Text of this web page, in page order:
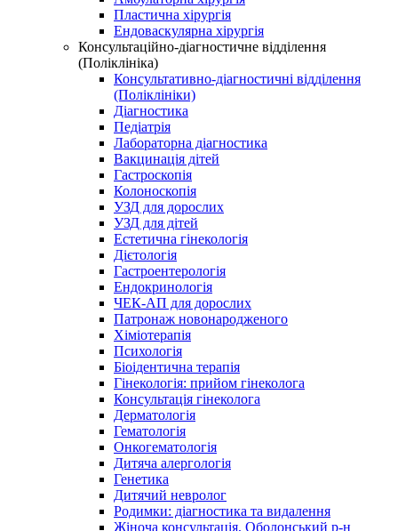
Пластична хірургія
Ендоваскулярна хірургія
Консультаційно-діагностичне відділення
(Поліклініка)
Консультативно-діагностичні відділення
(Поліклініки)
Діагностика
Педіатрія
Лабораторна діагностика
Вакцинація дітей
Гастроскопія
Колоноскопія
УЗД для дорослих
УЗД для дітей
Естетична гінекологія
Дієтологія
Гастроентерологія
Ендокринологія
ЧЕК-АП для дорослих
Патронаж новонародженого
Хіміотерапія
Психологія
Біоідентична терапія
Гінекологія: прийом гінеколога
Консультація гінеколога
Дерматологія
Гематологія
Онкогематологія
Дитяча алергологія
Генетика
Дитячий невролог
Родимки: діагностика та видалення
Жіноча консультація, Оболонський р-н